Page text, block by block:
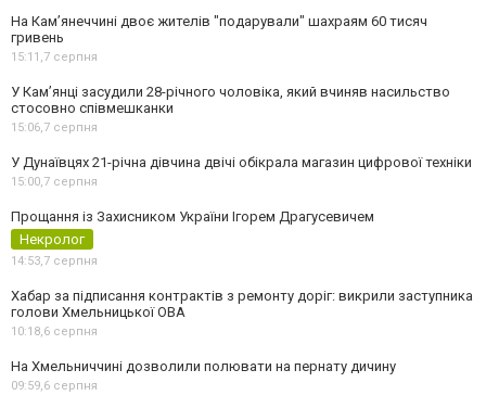
На Камʼянеччині двоє жителів "подарували" шахраям 60 тисяч
гривень
15:11,7 серпня
У Камʼянці засудили 28-річного чоловіка, який вчиняв насильство
стосовно співмешканки
15:06,7 серпня
У Дунаївцях 21-річна дівчина двічі обікрала магазин цифрової техніки
15:00,7 серпня
Прощання із Захисником України Ігорем Драгусевичем
Некролог
14:53,7 серпня
Хабар за підписання контрактів з ремонту доріг: викрили заступника
голови Хмельницької ОВА
10:18,6 серпня
На Хмельниччині дозволили полювати на пернату дичину
09:59,6 серпня